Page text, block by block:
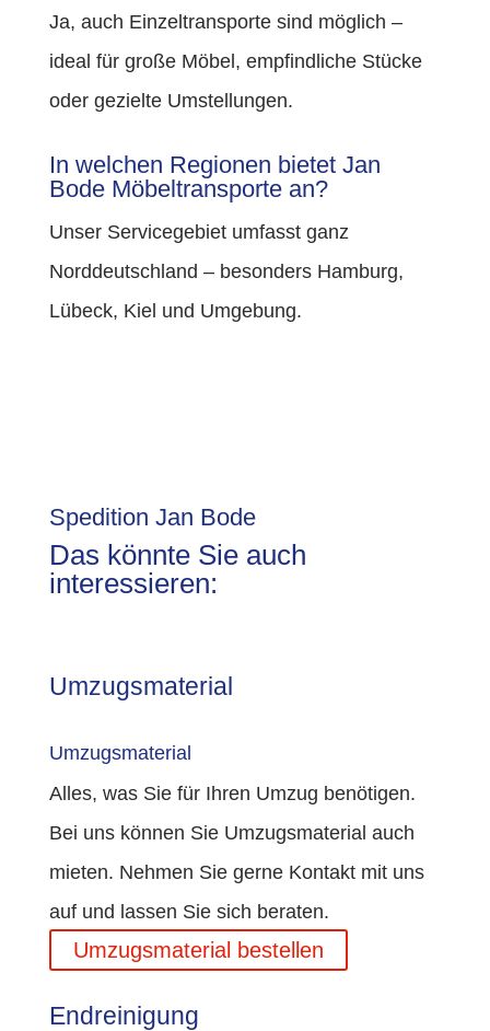
Ja, auch Einzeltransporte sind möglich –
ideal für große Möbel, empfindliche Stücke
oder gezielte Umstellungen.
In welchen Regionen bietet Jan
Bode Möbeltransporte an?
Unser Servicegebiet umfasst ganz
Norddeutschland – besonders Hamburg,
Lübeck, Kiel und Umgebung.
Spedition Jan Bode
Das könnte Sie auch
interessieren:
Umzugsmaterial
Umzugsmaterial
Alles, was Sie für Ihren Umzug benötigen.
Bei uns können Sie Umzugsmaterial auch
mieten. Nehmen Sie gerne Kontakt mit uns
auf und lassen Sie sich beraten.
Umzugsmaterial bestellen
Endreinigung